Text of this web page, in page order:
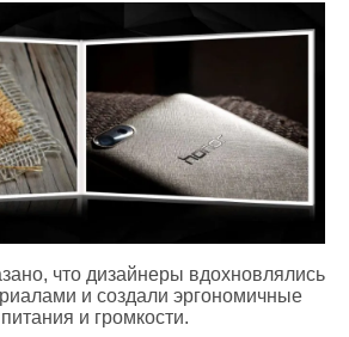
что дизайнеры вдохновлялись
и создали эргономичные
и громкости.